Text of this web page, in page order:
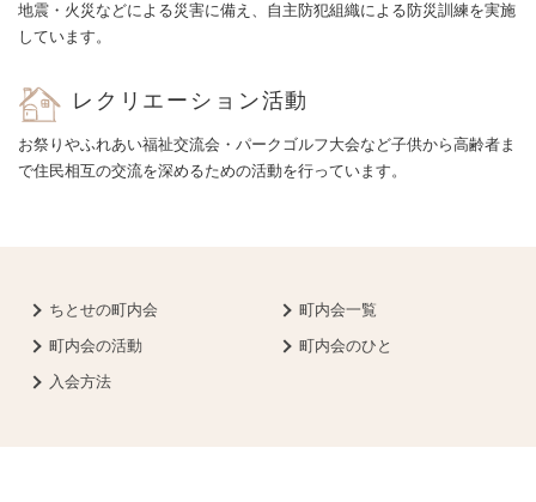
地震・火災などによる災害に備え、自主防犯組織による防災訓練を実施
しています。
レクリエーション活動
お祭りやふれあい福祉交流会・パークゴルフ大会など子供から高齢者ま
で住民相互の交流を深めるための活動を行っています。
ちとせの町内会
町内会一覧
町内会の活動
町内会のひと
入会方法